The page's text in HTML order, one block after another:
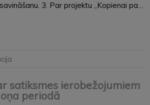
3. Par projektu „Kopienai pa…
satiksmes ierobežojumiem
periodā